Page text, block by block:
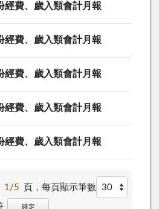
經費、歲入類會計月報
經費、歲入類會計月報
經費、歲入類會計月報
經費、歲入類會計月報
經費、歲入類會計月報
1/5 頁，每頁顯示筆數
確定